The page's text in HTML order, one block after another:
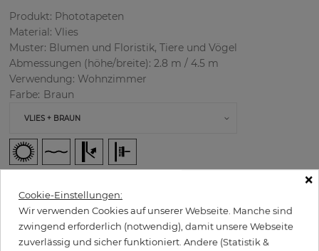
Produkt: Phototapeten
Material: Vlies
Muster: Blumen und Floristik, Tiere und Vögel
Abmessungen (höhe/breite): 2.8 m / 4.5 m
Verwendung: Wohnzimmer
Farbe: Braun
×
Cookie-Einstellungen:
Wir verwenden Cookies auf unserer Webseite. Manche sind
zwingend erforderlich (notwendig), damit unsere Webseite
zuverlässig und sicher funktioniert. Andere (Statistik &